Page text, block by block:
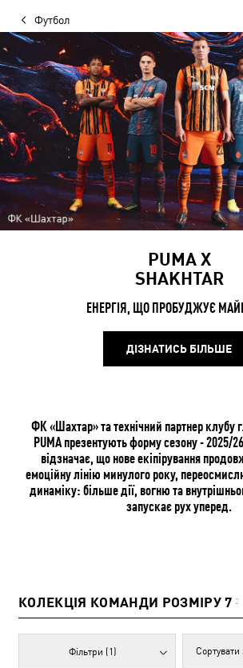
Футбол
PUMA X
SHAKHTAR
ЕНЕРГІЯ, ЩО ПРОБУДЖУЄ
ДІЗНАТИСЬ БІЛЬШЕ
ФК «Шахтар» та технічний партнер клубу
PUMA презентують форму сезону - 2025/
відзначає, що нове екіпірування
емоційну лінію минулого року,
динаміку: більше дії, вогню та
запускає рух уперед.
КОЛЕКЦІЯ КОМАНДИ РОЗМІРУ 7 2
Фільтри (1)